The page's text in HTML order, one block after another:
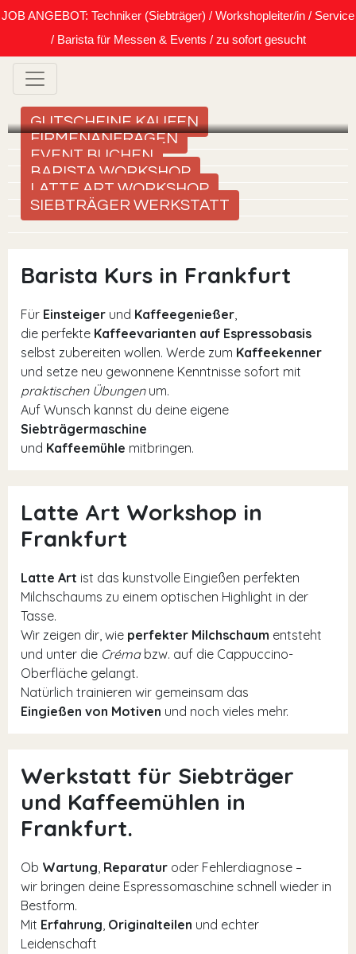
JOB ANGEBOT: Techniker (Siebträger) / Workshopleiter/in / Service
/ Barista für Messen & Events / zu sofort gesucht
GUTSCHEINE KAUFEN
FIRMENANFRAGEN
EVENT BUCHEN
BARISTA WORKSHOP
LATTE ART WORKSHOP
SIEBTRÄGER WERKSTATT
Barista Kurs in Frankfurt
Für Einsteiger und Kaffeegenießer,
die perfekte Kaffeevarianten auf Espressobasis
selbst zubereiten wollen. Werde zum Kaffeekenner
und setze neu gewonnene Kenntnisse sofort mit
praktischen Übungenum.
Auf Wunsch kannst du deine eigene
Siebträgermaschine
und Kaffeemühle mitbringen.
Latte Art Workshop in
Frankfurt
Latte Art ist das kunstvolle Eingießen perfekten
Milchschaums zu einem optischen Highlight in der
Tasse.
Wir zeigen dir, wie perfekter Milchschaum entsteht
und unter die Crémabzw. auf die Cappuccino-
Oberfläche gelangt.
Natürlich trainieren wir gemeinsam das
Eingießen von Motiven und noch vieles mehr.
Werkstatt für Siebträger
und Kaffeemühlen in
Frankfurt.
Ob Wartung, Reparatur oder Fehlerdiagnose –
wir bringen deine Espressomaschine schnell wieder in
Bestform.
Mit Erfahrung, Originalteilen und echter
Leidenschaft